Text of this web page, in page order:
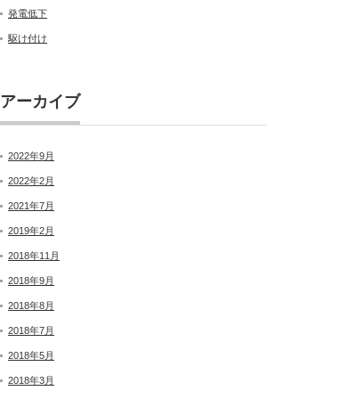
発電低下
駆け付け
アーカイブ
2022年9月
2022年2月
2021年7月
2019年2月
2018年11月
2018年9月
2018年8月
2018年7月
2018年5月
2018年3月